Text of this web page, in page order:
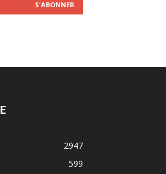
S'ABONNER
2947
599